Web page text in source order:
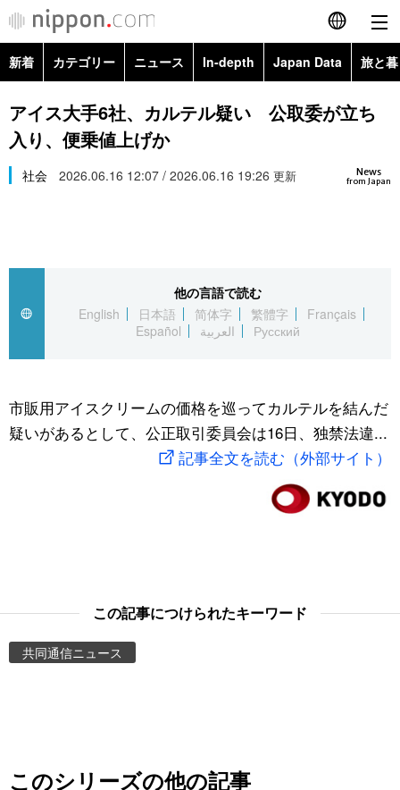
English
简体字
Русский
カテゴリー
経済・ビジネス
国際
文化
トップ
アーカイブ
In-depth
Japan Data
動画/Live
お知らせ
新着 カテゴリー ニュース In-depth Japan Data 旅と
政治・外交
経済・ビジネス
スポーツ・東京2020
Topics
アイス大手6社、カルテル疑い 公取委が立ち
入り、便乗値上げか
News
from Japan
社会 2026.06.16 12:07 / 2026.06.16 19:26 更新
他の言語で読む
English
日本語 简体字 繁體字
Français
Español
العربية Русский
市販用アイスクリームの価格を巡ってカルテルを結んだ
疑いがあるとして、公正取引委員会は16日、独禁法違...
記事全文を読む（外部サイト）
この記事につけられたキーワード
共同通信ニュース
このシリーズの他の記事